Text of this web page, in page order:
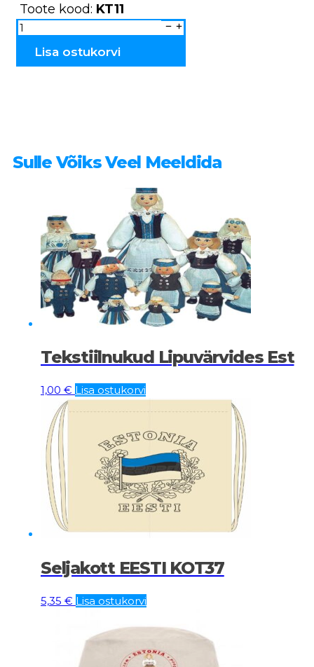
Toote kood: KT11
Köögitarvikud
KT11
kogus
Lisa ostukorvi
Sulle Võiks Veel Meeldida
Tekstiilnukud Lipuvärvides Est
1,00 € Lisa ostukorvi
Seljakott EESTI KOT37
5,35 € Lisa ostukorvi